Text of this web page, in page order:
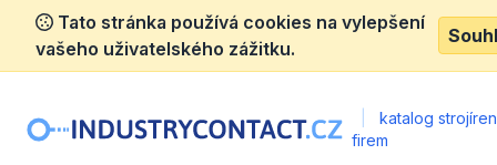
Tato stránka používá cookies na vylepšení
vašeho uživatelského zážitku.
katalog
firem